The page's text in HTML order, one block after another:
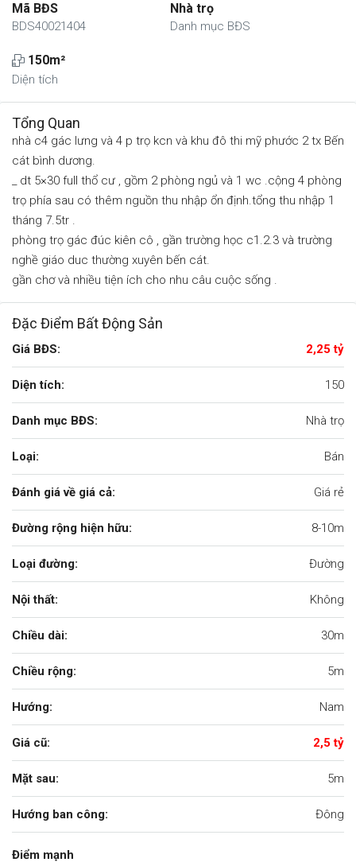
Mã BĐS
BDS40021404
Nhà trọ
Danh mục BĐS
150m²
Diện tích
Tổng Quan
nhà c4 gác lưng và 4 p trọ kcn và khu đô thi mỹ phước 2 tx Bến
cát bình dương.
_ dt 5×30 full thổ cư , gồm 2 phòng ngủ và 1 wc .cộng 4 phòng
trọ phía sau có thêm nguồn thu nhập ổn định.tổng thu nhập 1
tháng 7.5tr .
phòng trọ gác đúc kiên cô , gần trường học c1.2.3 và trường
nghề giáo duc thường xuyên bến cát.
gần chơ và nhiều tiện ích cho nhu câu cuộc sống .
Đặc Điểm Bất Động Sản
Giá BĐS: 2,25 tỷ
Diện tích: 150
Danh mục BĐS: Nhà trọ
Loại: Bán
Đánh giá về giá cả: Giá rẻ
Đường rộng hiện hữu: 8-10m
Loại đường: Đường
Nội thất: Không
Chiều dài: 30m
Chiều rộng: 5m
Hướng: Nam
Giá cũ: 2,5 tỷ
Mặt sau: 5m
Hướng ban công: Đông
Điểm mạnh